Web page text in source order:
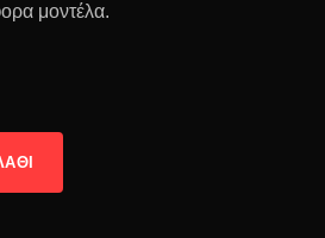
μοντέλα.